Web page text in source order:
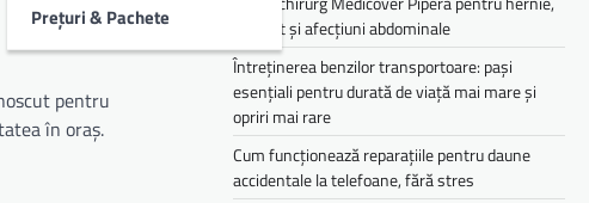
Prețuri & Pachete
pentru
în oraș.
colecist și afecțiuni abdominale
Întreținerea benzilor transportoare: pași
esențiali pentru durată de viață mai mare și
opriri mai rare
Cum funcționează reparațiile pentru daune
accidentale la telefoane, fără stres